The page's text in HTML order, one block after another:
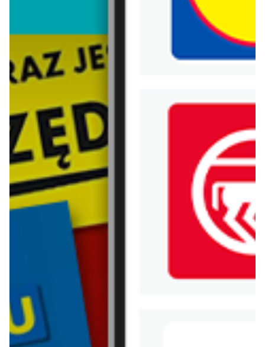
Zobacz aktualne gazetki Blix!
home&you
ostatnie 24h
Malbork: Wielkie Otwarcie JYSK! Już 30.07.2026!
WIĘCEJ GAZETEK